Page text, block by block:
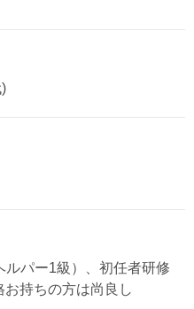
パー1級）、初任者研修
お持ちの方は尚良し